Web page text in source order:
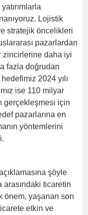
Lojistik
stratejik öncelikleri
pazarlardan
zincirlerine daha iyi
fazla doğrudan
2024 yılı
ise 110 milyar
gerçekleşmesi için
pazarlarına en
yöntemlerini
şöyle
arasındaki ticaretin
önem, yaşanan son
etkin ve